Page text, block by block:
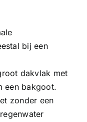
bij een
dakvlak met
een bakgoot.
zonder een